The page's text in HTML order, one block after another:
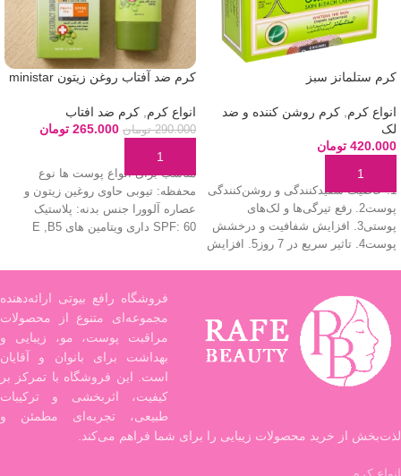
کرم ستلمانز سبز
انواع کرم, کرم روشن کننده و ضد
لک
420.000 تومان
افزودن به سبد خرید
1. خاصیت سفیدکنندگی و روشن‌کنندگی
پوست2. رفع تیرگی‌ها و لک‌های
پوستی3. افزایش شفافیت و درخشش
پوست4. تاثیر سریع در 7 روز5. افزایش
کرم ضد آفتاب روغن زیتون ministar
انواع کرم, کرم ضد افتاب
290.000 تومان 265.000 تومان
افزودن به سبد خرید
مناسب برای انواع پوست ها نوع
محفظه: تیوبی حاوی روغین زیتون و
عصاره آلوورا جنس بدنه: پلاستیک
SPF: 60 داری ویتامین های E ,B5
UVB و UVA دارای ماده رنگی
ماندگاری و پوشانندگی مناسب
فروشگاه رافع بیوتی ارائه‌دهنده
مجموعه‌ای متنوع از محصولات
مراقبت پوست، مو، زیبایی و
بهداشت برای بانوان و آقایان
است. این فروشگاه با تمرکز بر
کیفیت، اثربخشی و ترکیبات
طبیعی، تجربه‌ای مطمئن و
لذت‌بخش از خرید محصولات زیبایی را برای شما فراهم می‌کند.